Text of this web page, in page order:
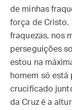
de minhas
força de Cristo.
fraquezas, nos
perseguições
estou na
homem só
crucificado
da Cruz é a